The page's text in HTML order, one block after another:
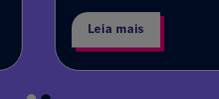
Leia mais